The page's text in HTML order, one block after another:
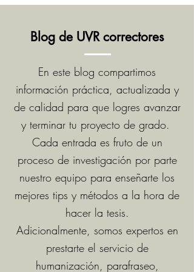
Blog de UVR correctores
En este blog compartimos
información práctica, actualizada y
de calidad para que logres avanzar
y terminar tu proyecto de grado.
Cada entrada es fruto de un
proceso de investigación por parte
nuestro equipo para enseñarte los
mejores tips y métodos a la hora de
hacer la tesis.
Adicionalmente, somos expertos en
prestarte el servicio de
humanización, parafraseo,